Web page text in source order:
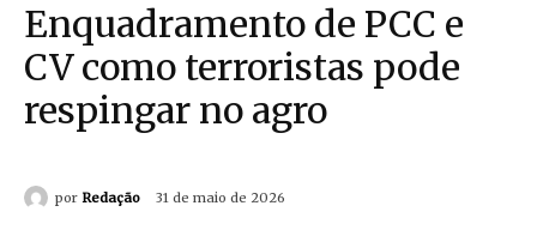
Enquadramento de PCC e
CV como terroristas pode
respingar no agro
por Redação 31 de maio de 2026